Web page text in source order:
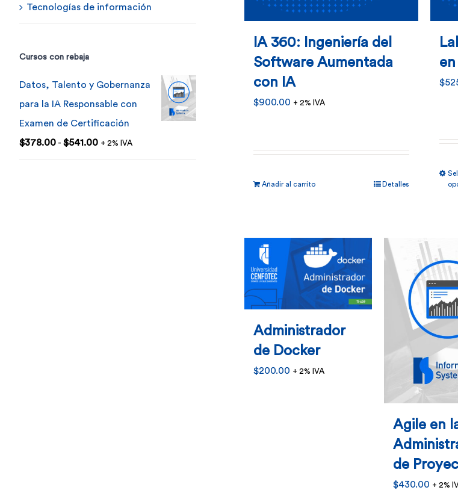
IA 360: Ingeniería del
Software Aumentada
con IA
$900.00 + 2% IVA
Añadir al carrito Detalles
$
Administrador
de Docker
$200.00 + 2% IVA
Agile en
de
$430.00 + 2%
Tecnologías de información
Cursos con rebaja
Datos, Talento y Gobernanza
para la IA Responsable con
Examen de Certificación
$378.00 - $541.00Rango
+ 2% IVA